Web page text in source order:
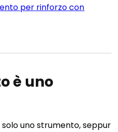
per rinforzo con
è uno
solo uno strumento, seppur